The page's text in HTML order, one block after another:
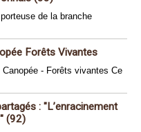
de la branche
Forêts Vivantes
- Forêts vivantes Ce
: "L’enracinement
(92)